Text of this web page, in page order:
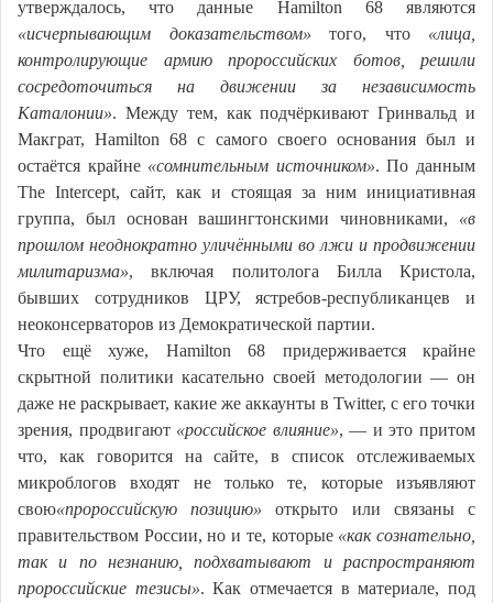
утверждалось, что данные Hamilton 68 являются
«исчерпывающим доказательством» того, что «лица,
контролирующие армию пророссийских ботов, решили
сосредоточиться на движении за независимость
Каталонии». Между тем, как подчёркивают Гринвальд и
Макграт, Hamilton 68 с самого своего основания был и
остаётся крайне «сомнительным источником». По данным
The Intercept, сайт, как и стоящая за ним инициативная
группа, был основан вашингтонскими чиновниками, «в
прошлом неоднократно уличёнными во лжи и продвижении
милитаризма», включая политолога Билла Кристола,
бывших сотрудников ЦРУ, ястребов-республиканцев и
неоконсерваторов из Демократической партии.
Что ещё хуже, Hamilton 68 придерживается крайне
скрытной политики касательно своей методологии — он
даже не раскрывает, какие же аккаунты в Twitter, с его точки
зрения, продвигают «российское влияние», — и это притом
что, как говорится на сайте, в список отслеживаемых
микроблогов входят не только те, которые изъявляют
свою«пророссийскую позицию»открыто или связаны с
правительством России, но и те, которые «как сознательно,
так и по незнанию, подхватывают и распространяют
пророссийские тезисы». Как отмечается в материале, под